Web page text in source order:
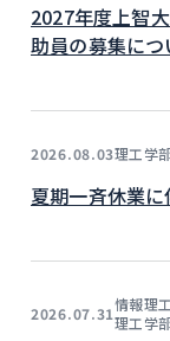
2027年度上智
助員の募集につ
2026.08.03理工学
夏期一斉休業
2026.07.31情報理
理工学